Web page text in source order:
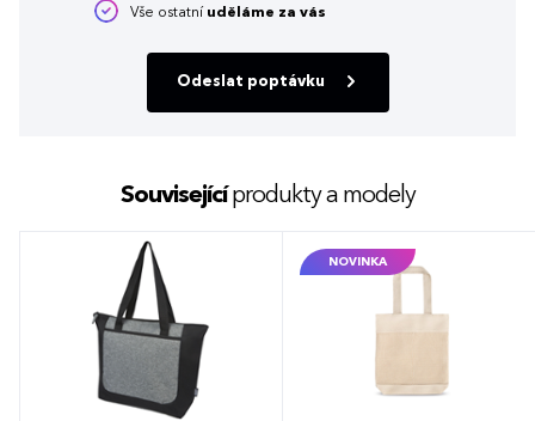
Vše ostatní uděláme za vás
Odeslat poptávku
Souvisejícíprodukty a modely
NOVINKA